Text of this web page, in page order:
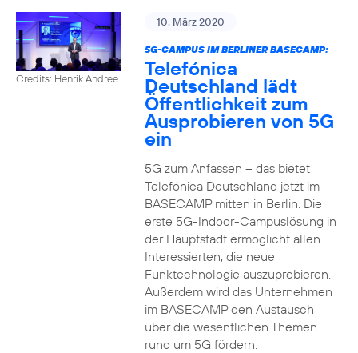
Credits: Henrik Andree
10. März 2020
5G-CAMPUS IM BERLINER BASECAMP:
Telefónica
Deutschland lädt
Öffentlichkeit zum
Ausprobieren von 5G
ein
5G zum Anfassen – das bietet
Telefónica Deutschland jetzt im
BASECAMP mitten in Berlin. Die
erste 5G-Indoor-Campuslösung in
der Hauptstadt ermöglicht allen
Interessierten, die neue
Funktechnologie auszuprobieren.
Außerdem wird das Unternehmen
im BASECAMP den Austausch
über die wesentlichen Themen
rund um 5G fördern.